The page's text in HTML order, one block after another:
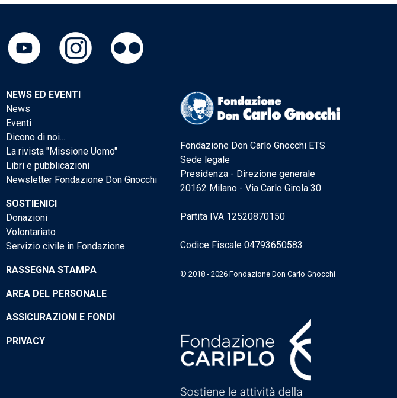
NEWS ED EVENTI
News
Eventi
Dicono di noi...
La rivista "Missione Uomo"
Libri e pubblicazioni
Newsletter Fondazione Don Gnocchi
SOSTIENICI
Donazioni
Volontariato
Servizio civile in Fondazione
RASSEGNA STAMPA
AREA DEL PERSONALE
ASSICURAZIONI E FONDI
PRIVACY
Fondazione Don Carlo Gnocchi ETS
Sede legale
Presidenza - Direzione generale
20162 Milano - Via Carlo Girola 30
Partita IVA 12520870150
Codice Fiscale 04793650583
© 2018 - 2026 Fondazione Don Carlo Gnocchi